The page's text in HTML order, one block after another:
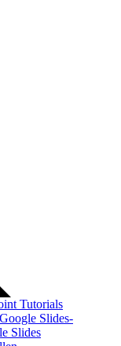
Tutorials
Google Slides-
Slides